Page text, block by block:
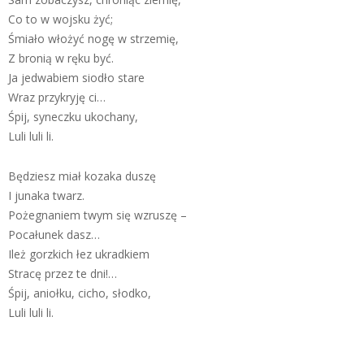
Co to w wojsku żyć;
Śmiało włożyć nogę w strzemię,
Z bronią w ręku być.
Ja jedwabiem siodło stare
Wraz przykryję ci…
Śpij, syneczku ukochany,
Luli luli li.
Będziesz miał kozaka duszę
I junaka twarz.
Pożegnaniem twym się wzruszę –
Pocałunek dasz…
Ileż gorzkich łez ukradkiem
Stracę przez te dni!…
Śpij, aniołku, cicho, słodko,
Luli luli li.